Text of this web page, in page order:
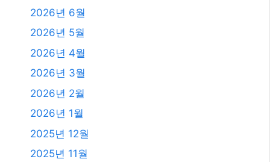
2026년 6월
2026년 5월
2026년 4월
2026년 3월
2026년 2월
2026년 1월
2025년 12월
2025년 11월